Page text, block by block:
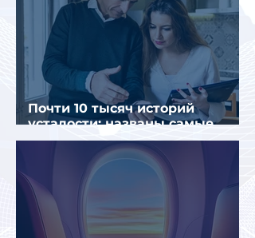
Почти 10 тысяч историй
усталости: названы самые
уставшие россияне